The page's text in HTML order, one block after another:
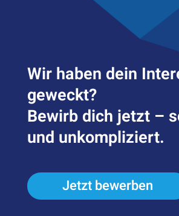
Wir haben dein
geweckt?
Bewirb dich jetzt –
und unkompliziert.
Jetzt bewerben